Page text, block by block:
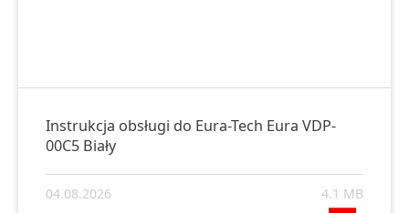
Instrukcja obsługi do Eura-Tech Eura VDP-
00C5 Biały
4.1 MB
04.08.2026